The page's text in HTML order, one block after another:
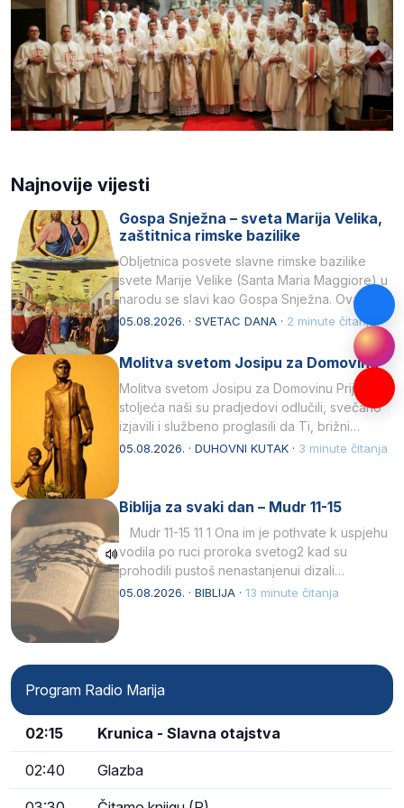
Najnovije vijesti
Gospa Snježna – sveta Marija Velika,
zaštitnica rimske bazilike
Obljetnica posvete slavne rimske bazilike
svete Marije Velike (Santa Maria Maggiore) u
narodu se slavi kao Gospa Snježna. Ovaj
naziv, Sancta Maria…
05.08.2026. · SVETAC DANA · 2 minute čitanja
Molitva svetom Josipu za Domovinu
Molitva svetom Josipu za Domovinu Prije tri
stoljeća naši su pradjedovi odlučili, svečano
izjavili i službeno proglasili da Ti, brižni
Poočime Isusov,…
05.08.2026. · DUHOVNI KUTAK · 3 minute čitanja
Biblija za svaki dan – Mudr 11-15
Mudr 11-15 11 1 Ona im je pothvate k uspjehu
vodila po ruci proroka svetog2 kad su
prohodili pustoš nenastanjenui dizali…
05.08.2026. · BIBLIJA · 13 minute čitanja
Program Radio Marija
02:15 Krunica - Slavna otajstva
02:40 Glazba